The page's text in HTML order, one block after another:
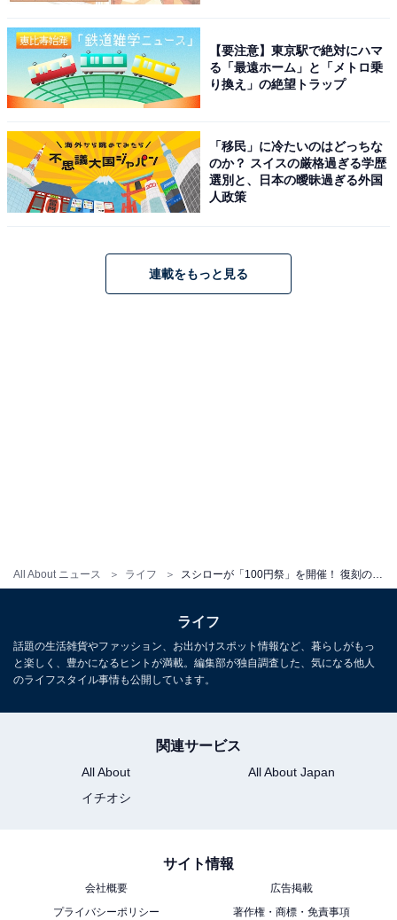
All About ニュース ライフ
活〆ひらまさ ※1日数量限定
18日（金）からは、まぐろの「とろ」が4日間限定で100
円（税込110円）で提供されます。
【要注意】東京駅で絶対にハマ
る「最遠ホーム」と「メトロ乗
り換え」の絶望トラップ
「移民」に冷たいのはどっちな
のか？ スイスの厳格過ぎる学歴
選別と、日本の曖昧過ぎる外国
人政策
連載をもっと見る
ライフ
話題の生活雑貨やファッション、お出かけスポット情報など、暮らしがもっ
と楽しく、豊かになるヒントが満載。編集部が独自調査した、気になる他人
のライフスタイル事情も公開しています。
関連サービス
All About
All About Japan
イチオシ
サイト情報
会社概要
広告掲載
プライバシーポリシー
著作権・商標・免責事項